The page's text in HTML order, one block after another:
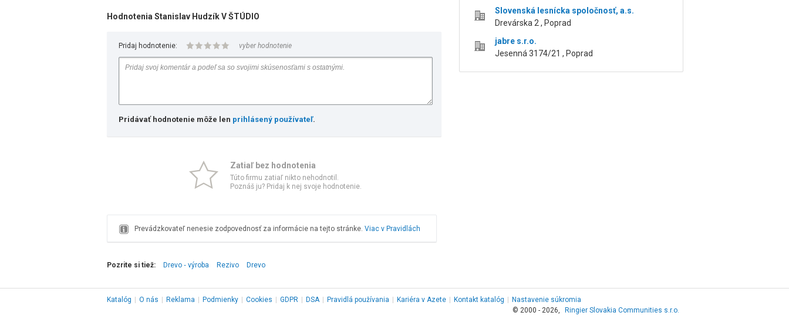
Hodnotenia Stanislav Hudzík V ŠTÚDIO
Pridaj hodnotenie: vyber hodnotenie
Pridávať hodnotenie môže len prihlásený používateľ.
Zatiaľ bez hodnotenia
Túto firmu zatiaľ nikto nehodnotil.
Poznáš ju? Pridaj k nej svoje hodnotenie.
Prevádzkovateľ nenesie zodpovednosť za informácie na tejto stránke. Viac v Pravidlách
Slovenská lesnícka spoločnosť, a.s.
Drevárska 2 , Poprad
jabre s.r.o.
Jesenná 3174/21 , Poprad
Pozrite si tiež: Drevo ‑ výroba Rezivo Drevo
Katalóg O nás Reklama Podmienky Cookies GDPR DSA Pravidlá používania Kariéra v Azete Kontakt katalóg
Nastavenie súkromia
© 2000 - 2026,
Ringier Slovakia Communities s.r.o.